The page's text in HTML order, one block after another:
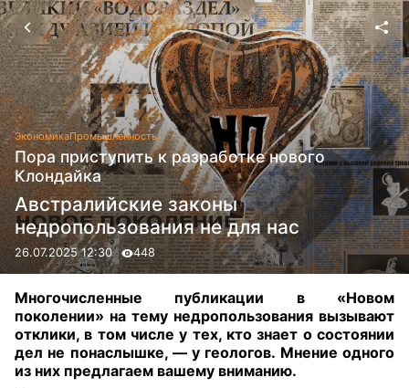
ЭкономикаПромышленность
Пора приступить к разработке нового
Клондайка
Австралийские законы
недропользования не для нас
26.07.2025 12:30 448
Многочисленные публикации в «Новом
поколении» на тему недропользования вызывают
отклики, в том числе у тех, кто знает о состоянии
дел не понаслышке, — у геологов. Мнение одного
из них предлагаем вашему вниманию.